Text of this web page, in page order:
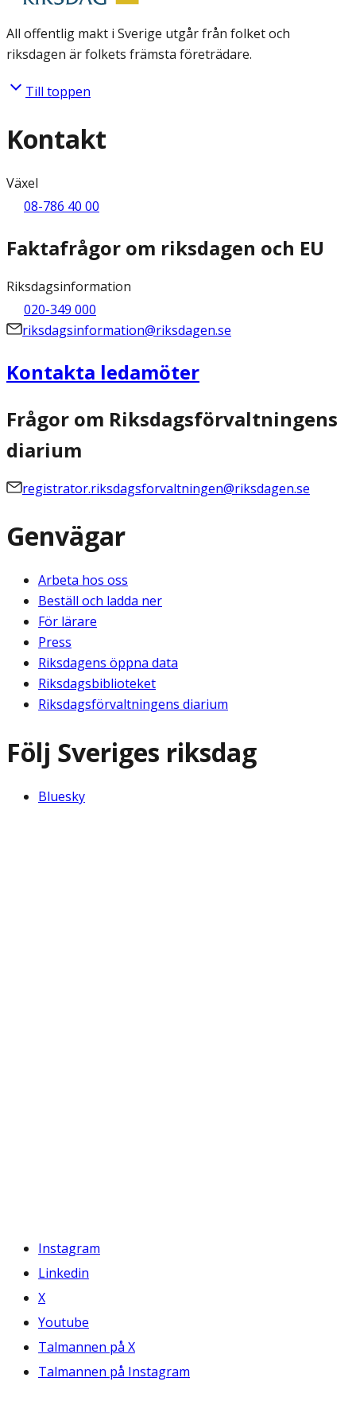
All offentlig makt i Sverige utgår från folket och
riksdagen är folkets främsta företrädare.
Till toppen
Kontakt
Växel
08-786 40 00
Faktafrågor om riksdagen och EU
Riksdagsinformation
020-349 000
riksdagsinformation@riksdagen.se
Kontakta ledamöter
Frågor om Riksdagsförvaltningens
diarium
registrator.riksdagsforvaltningen@riksdagen.se
Genvägar
Arbeta hos oss
Beställ och ladda ner
För lärare
Press
Riksdagens öppna data
Riksdagsbiblioteket
Riksdagsförvaltningens diarium
Följ Sveriges riksdag
Bluesky
Instagram
Linkedin
X
Youtube
Talmannen på X
Talmannen på Instagram